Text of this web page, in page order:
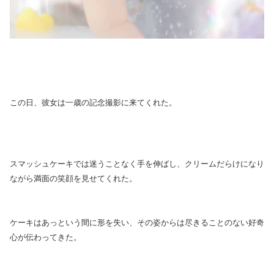
この日、彼女は一歳の記念撮影に来てくれた。
スマッシュケーキでは迷うことなく手を伸ばし、クリームだらけになり
ながら満面の笑顔を見せてくれた。
ケーキはあっという間に形を失い、その姿からは尽きることのない好奇
心が伝わってきた。